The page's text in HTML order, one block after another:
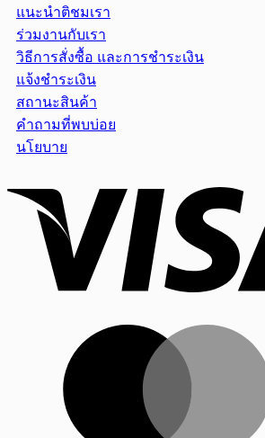
แนะนำติชมเรา
ร่วมงานกับเรา
วิธีการสั่งซื้อ และการชำระเงิน
แจ้งชำระเงิน
สถานะสินค้า
คำถามที่พบบ่อย
นโยบาย